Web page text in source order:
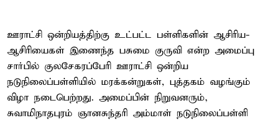
ஊராட்சி ஒன்றியத்திற்கு உட்பட்ட பள்ளிகளின் ஆசிரிய-
ஆசிரியைகள் இணைந்த பசுமை குருவி என்ற அமைப்பு
சார்பில் குலசேகரப்பேரி ஊராட்சி ஒன்றிய
நடுநிலைப்பள்ளியில் மரக்கன்றுகள், புத்தகம் வழங்கும்
விழா நடைபெற்றது. அமைப்பின் நிறுவனரும்,
சுவாமிநாதபுரம் ஞானசுந்தரி அம்மாள் நடுநிலைப்பள்ளி